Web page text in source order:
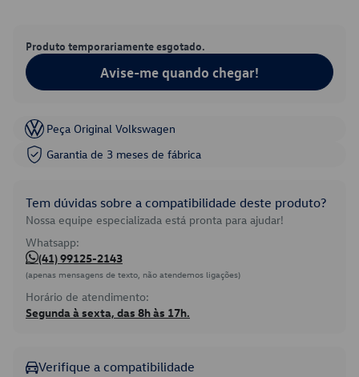
Produto temporariamente esgotado.
Avise-me quando chegar!
Peça Original Volkswagen
Garantia de 3 meses de fábrica
Tem dúvidas sobre a compatibilidade deste produto?
Nossa equipe especializada está pronta para ajudar!
Whatsapp:
(41) 99125-2143
(apenas mensagens de texto, não atendemos ligações)
Horário de atendimento:
Segunda à sexta, das 8h às 17h.
Verifique a compatibilidade